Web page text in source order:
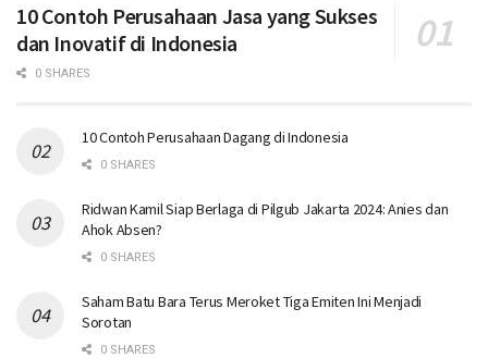
10 Contoh Perusahaan Jasa yang Sukses
dan Inovatif di Indonesia
0 SHARES
10 Contoh Perusahaan Dagang di Indonesia
0 SHARES
Ridwan Kamil Siap Berlaga di Pilgub Jakarta 2024: Anies dan
Ahok Absen?
0 SHARES
Saham Batu Bara Terus Meroket Tiga Emiten Ini Menjadi
Sorotan
0 SHARES